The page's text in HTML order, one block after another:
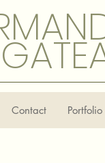
Contact Portfolio